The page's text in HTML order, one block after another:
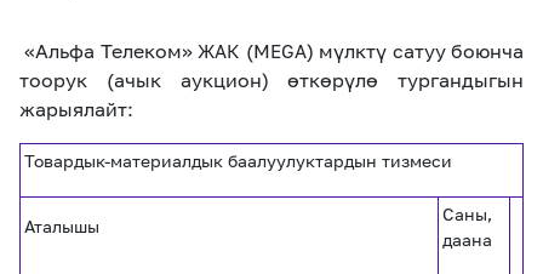
Кызматтар
«Альфа Телеком»ЖАК (MEGA) мүлктү сатуу боюнча
тоорук (ачык аукцион) өткөрүлө тургандыгын
жарыялайт:
Товардык-материалдык баалуулуктардын тизмеси
Аталышы
Саны,
даана